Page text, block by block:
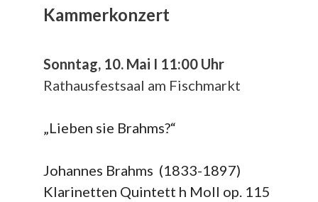
Kammerkonzert
Sonntag, 10. Mai I 11:00 Uhr
Rathausfestsaal am Fischmarkt
„Lieben sie Brahms?“
Johannes Brahms (1833-1897)
Klarinetten Quintett h Moll op. 115